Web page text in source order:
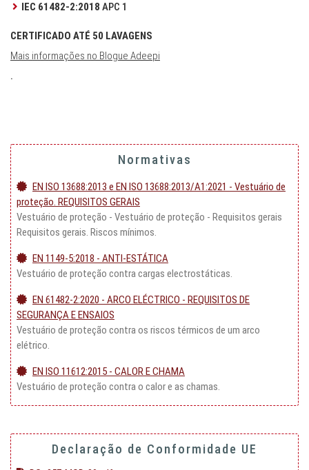
IEC 61482-2:2018 APC 1
CERTIFICADO ATÉ 50 LAVAGENS
Mais informações no Blogue Adeepi
.
Normativas
EN ISO 13688:2013 e EN ISO 13688:2013/A1:2021 - Vestuário de
proteção. REQUISITOS GERAIS
Vestuário de proteção - Vestuário de proteção - Requisitos gerais
Requisitos gerais. Riscos mínimos.
EN 1149-5:2018 - ANTI-ESTÁTICA
Vestuário de proteção contra cargas electrostáticas.
EN 61482-2:2020 - ARCO ELÉCTRICO - REQUISITOS DE
SEGURANÇA E ENSAIOS
Vestuário de proteção contra os riscos térmicos de um arco
elétrico.
EN ISO 11612:2015 - CALOR E CHAMA
Vestuário de proteção contra o calor e as chamas.
Declaração de Conformidade UE